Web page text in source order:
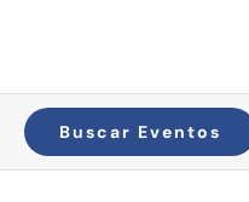
Buscar Eventos